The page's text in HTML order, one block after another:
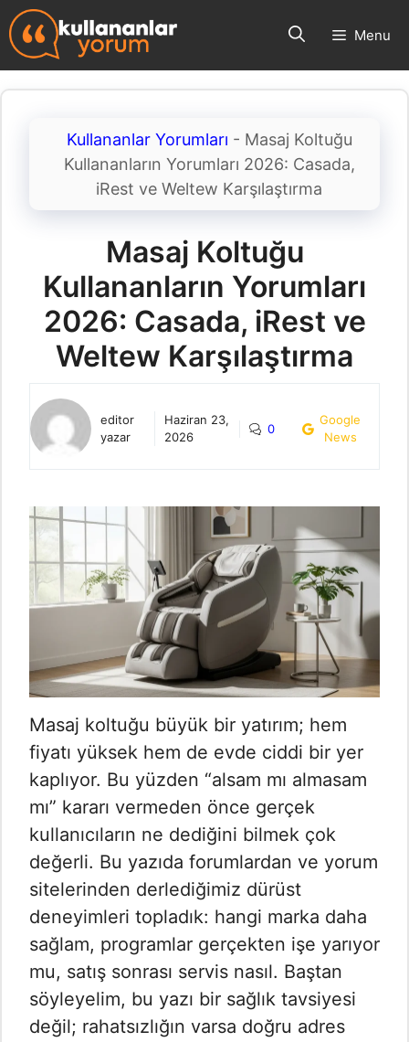
İçeriğe
atla
Menu
Kullananlar Yorumları - Masaj Koltuğu
Kullananların Yorumları 2026: Casada,
iRest ve Weltew Karşılaştırma
Masaj Koltuğu
Kullananların Yorumları
2026: Casada, iRest ve
Weltew Karşılaştırma
editor
yazar
Haziran 23,
2026
0
Google
News
Masaj koltuğu büyük bir yatırım; hem
fiyatı yüksek hem de evde ciddi bir yer
kaplıyor. Bu yüzden “alsam mı almasam
mı” kararı vermeden önce gerçek
kullanıcıların ne dediğini bilmek çok
değerli. Bu yazıda forumlardan ve yorum
sitelerinden derlediğimiz dürüst
deneyimleri topladık: hangi marka daha
sağlam, programlar gerçekten işe yarıyor
mu, satış sonrası servis nasıl. Baştan
söyleyelim, bu yazı bir sağlık tavsiyesi
değil; rahatsızlığın varsa doğru adres